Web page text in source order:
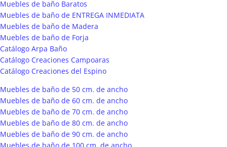
Muebles de baño Baratos
Muebles de baño de ENTREGA INMEDIATA
Muebles de baño de Madera
Muebles de baño de Forja
Catálogo Arpa Baño
Catálogo Creaciones Campoaras
Catálogo Creaciones del Espino
Muebles de baño de 50 cm. de ancho
Muebles de baño de 60 cm. de ancho
Muebles de baño de 70 cm. de ancho
Muebles de baño de 80 cm. de ancho
Muebles de baño de 90 cm. de ancho